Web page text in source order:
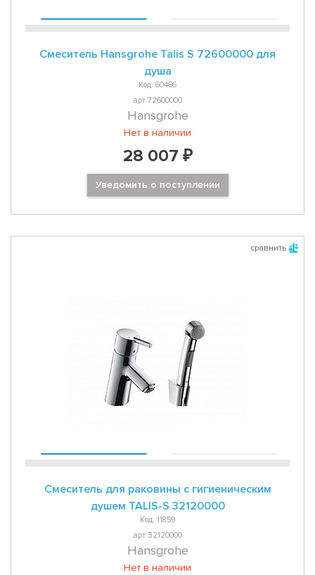
Смеситель Hansgrohe Talis S 72600000 для
душа
Код: 60466
арт 72600000
Hansgrohe
Нет в наличии
28 007 ₽
Уведомить о поступлении
сравнить
Смеситель для раковины с гигиеническим
душем TALIS-S 32120000
Код: 11859
арт 32120000
Hansgrohe
Нет в наличии